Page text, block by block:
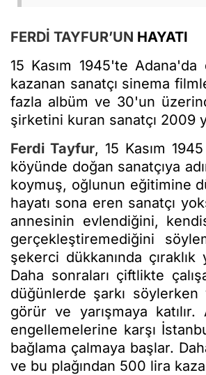
FERDİ TAYFUR’UN HAYATI
15 Kasım 1945'te Adana'da
kazanan sanatçı sinema
fazla albüm ve 30'un
şirketini kuran sanatçı 2009
Ferdi Tayfur, 15 Kasım
köyünde doğan sanatçıya
koymuş, oğlunun eğitimine
hayatı sona eren sanatçı
annesinin evlendiğini,
gerçekleştiremediğini
şekerci dükkanında
Daha sonraları çiftlikte
düğünlerde şarkı söylerken
görür ve yarışmaya
engellemelerine karşı
bağlama çalmaya başlar.
ve bu plağından 500 lira